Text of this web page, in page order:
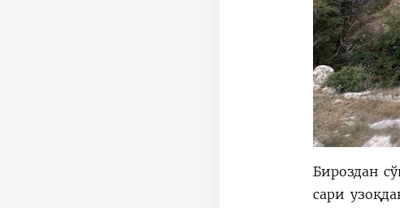
Бироздан
сари